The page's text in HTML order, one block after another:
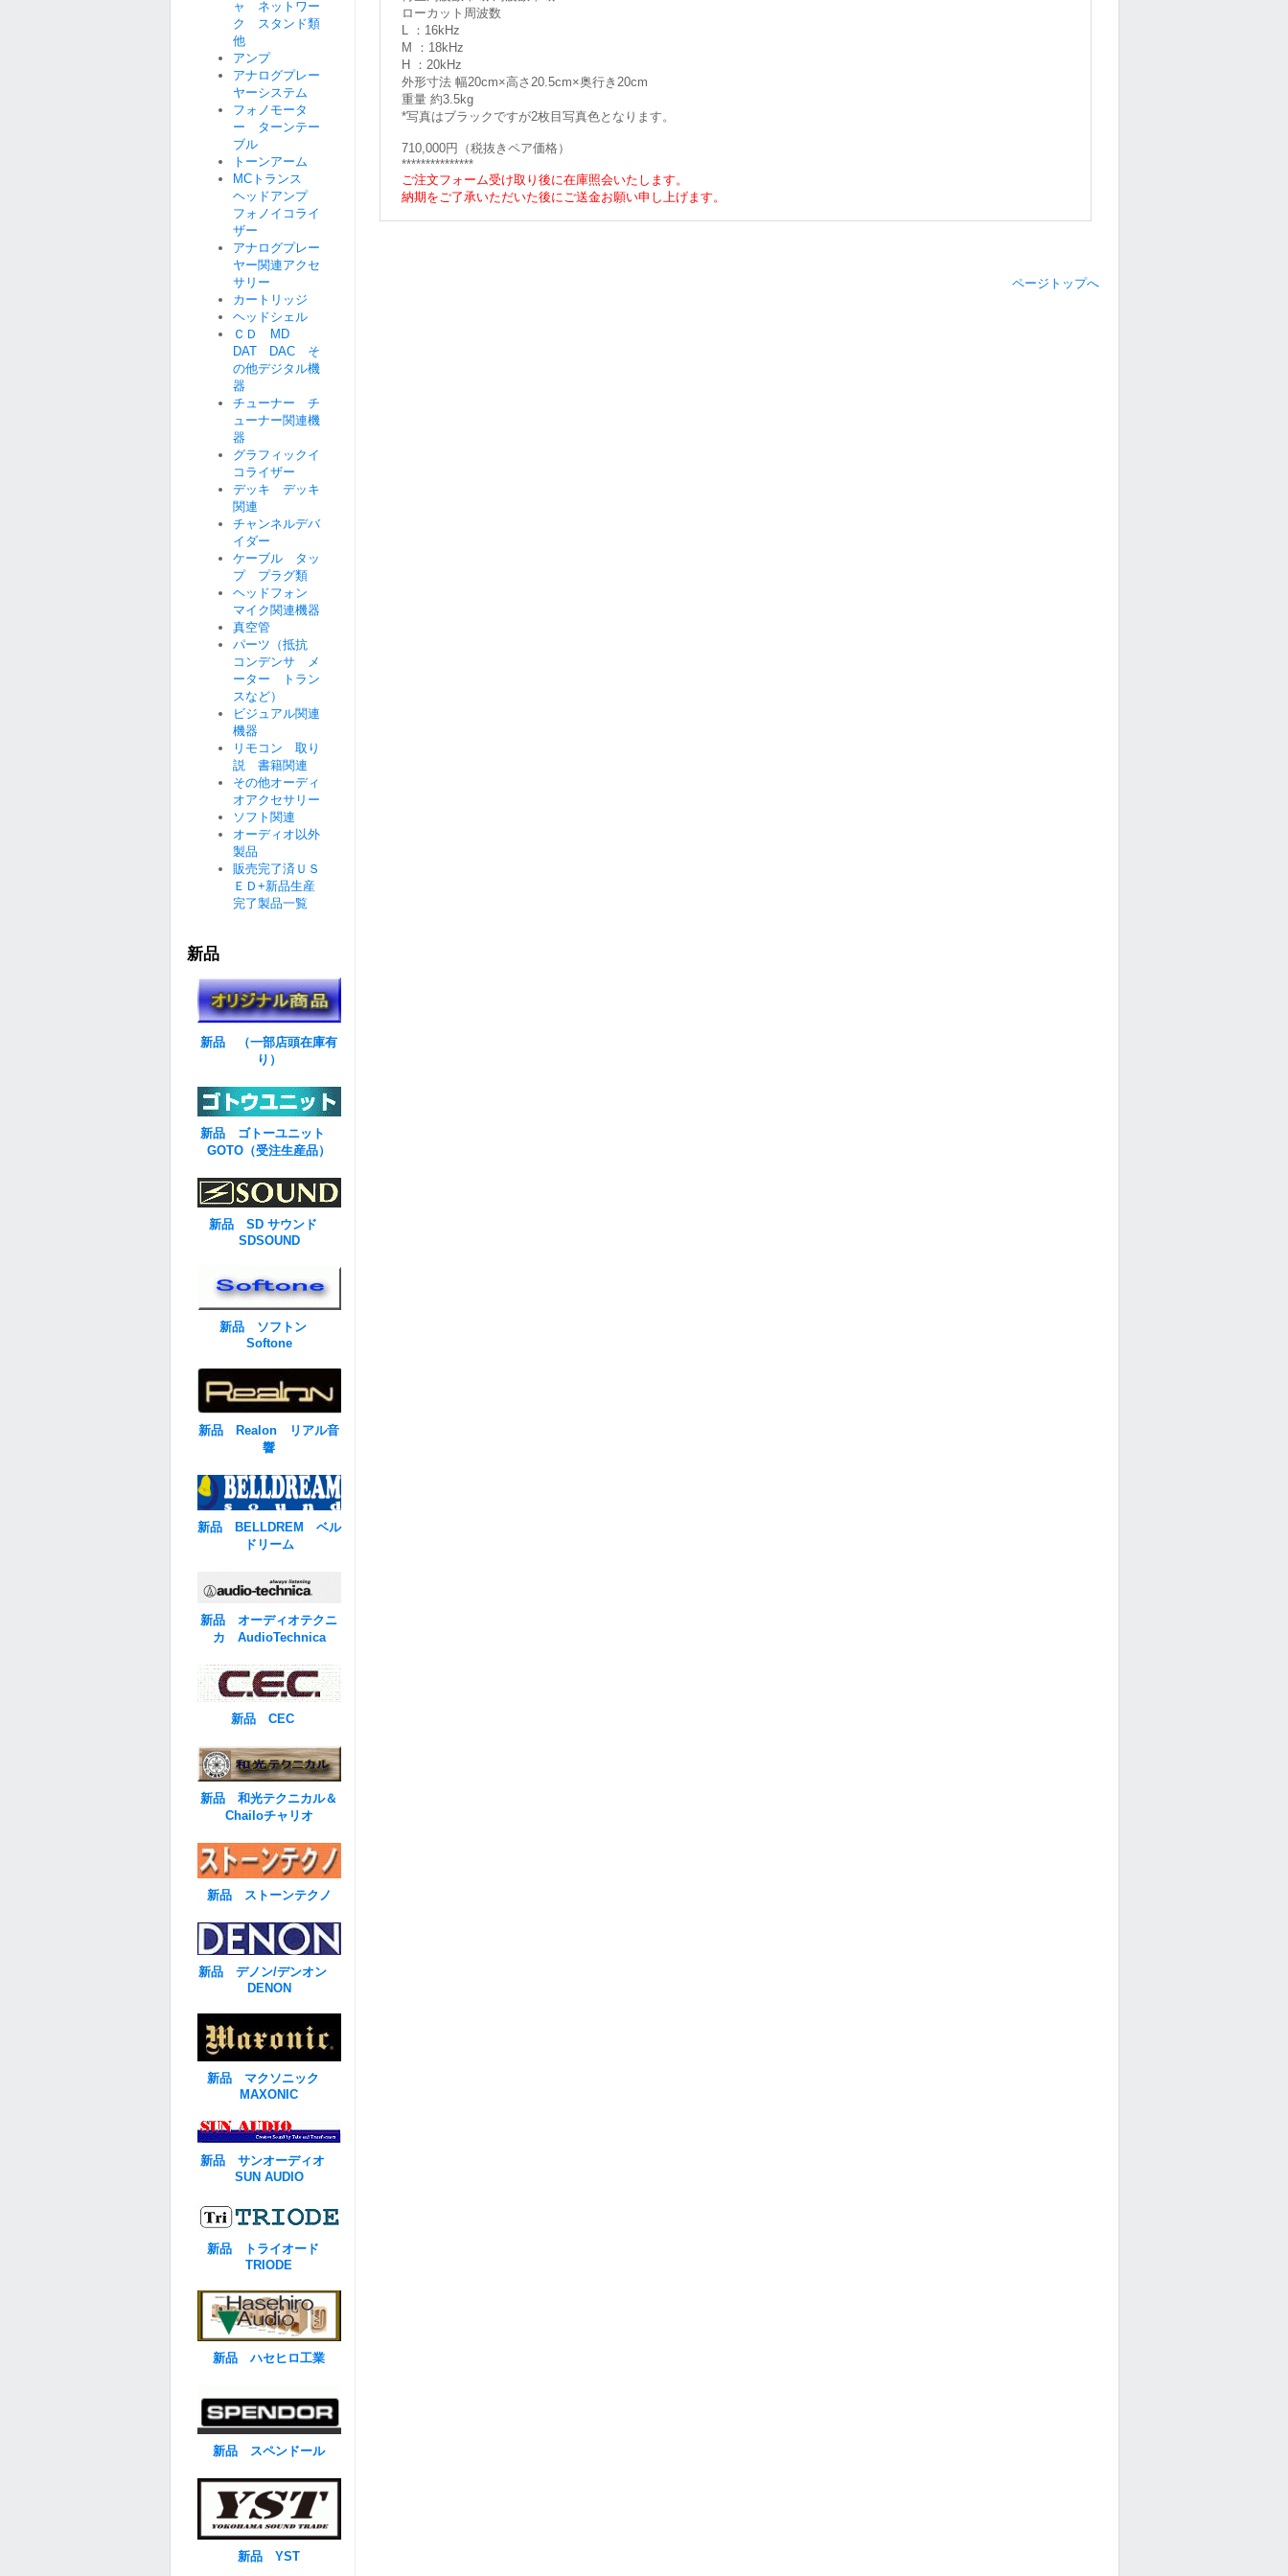
ローカット周波数
L ：16kHz
M ：18kHz
H ：20kHz
外形寸法 幅20cm×高さ20.5cm×奥行き20cm
重量 約3.5kg
*写真はブラックですが2枚目写真色となります。
710,000円（税抜きペア価格）
***************
ご注文フォーム受け取り後に在庫照会いたします。
納期をご了承いただいた後にご送金お願い申し上げます。
ページトップへ
ャ ネットワー
ク スタンド類
他
アンプ
アナログプレー
ヤーシステム
フォノモータ
ー ターンテー
ブル
トーンアーム
MCトランス
ヘッドアンプ
フォノイコライ
ザー
アナログプレー
ヤー関連アクセ
サリー
カートリッジ
ヘッドシェル
ＣＤ MD
DAT DAC そ
の他デジタル機
器
チューナー チ
ューナー関連機
器
グラフィックイ
コライザー
デッキ デッキ
関連
チャンネルデバ
イダー
ケーブル タッ
プ プラグ類
ヘッドフォン
マイク関連機器
真空管
パーツ（抵抗
コンデンサ メ
ーター トラン
スなど）
ビジュアル関連
機器
リモコン 取り
説 書籍関連
その他オーディ
オアクセサリー
ソフト関連
オーディオ以外
製品
販売完了済ＵＳ
ＥＤ+新品生産
完了製品一覧
新品
新品 （一部店頭在庫有
り）
新品 ゴトーユニット
GOTO（受注生産品）
新品 SD サウンド
SDSOUND
新品 ソフトン
Softone
新品 Realon リアル音
響
新品 BELLDREM ベル
ドリーム
新品 オーディオテクニ
カ AudioTechnica
新品 CEC
新品 和光テクニカル＆
Chailoチャリオ
新品 ストーンテクノ
新品 デノン/デンオン
DENON
新品 マクソニック
MAXONIC
新品 サンオーディオ
SUN AUDIO
新品 トライオード
TRIODE
新品 ハセヒロ工業
新品 スペンドール
新品 YST